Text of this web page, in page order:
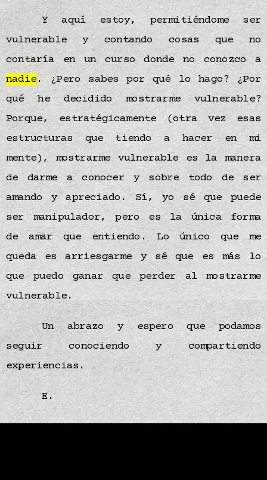
Y aquí estoy, permitiéndome ser
vulnerable y contando cosas que no
contaría en un curso donde no conozco a
nadie. ¿Pero sabes por qué lo hago? ¿Por
qué he decidido mostrarme vulnerable?
Porque, estratégicamente (otra vez esas
estructuras que tiendo a hacer en mi
mente), mostrarme vulnerable es la manera
de darme a conocer y sobre todo de ser
amando y apreciado. Sí, yo sé que puede
ser manipulador, pero es la única forma
de amar que entiendo. Lo único que me
queda es arriesgarme y sé que es más lo
que puedo ganar que perder al mostrarme
vulnerable.
Un abrazo y espero que podamos
seguir conociendo y compartiendo
experiencias.
E.